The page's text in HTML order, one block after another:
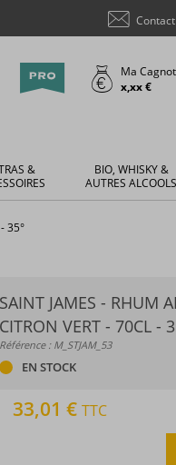
Contact
Ma
x,xx €
&
BIO, WHISKY &
AUTRES ALCOOLS
35°
SAINT JAMES - RHUM
CITRON VERT - 70CL -
Référence : M_STJAM_53
EN STOCK
33,01 € TTC